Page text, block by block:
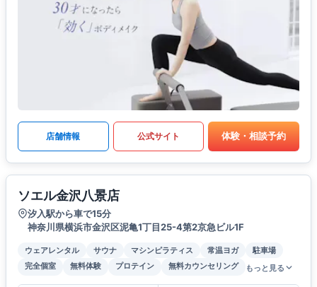
店舗情報 公式サイト 体験・相談予約
ソエル金沢八景店
汐入駅から車で15分
神奈川県横浜市金沢区泥亀1丁目25-4第2京急ビル1F
ウェアレンタル サウナ マシンピラティス 常温ヨガ
駐車場
完全個室
無料体験 プロテイン 無料カウンセリング もっと見る